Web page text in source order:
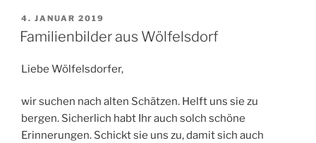
VERÖFFENTLICHT
AM
4. JANUAR 2019
Familienbilder aus Wölfelsdorf
Liebe Wölfelsdorfer,
wir suchen nach alten Schätzen. Helft uns sie zu
bergen. Sicherlich habt Ihr auch solch schöne
Erinnerungen. Schickt sie uns zu, damit sich auch